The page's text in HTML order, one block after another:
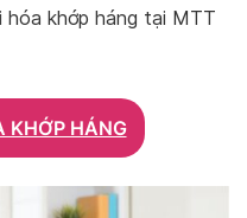
khớp háng tại MTT
KHỚP HÁNG